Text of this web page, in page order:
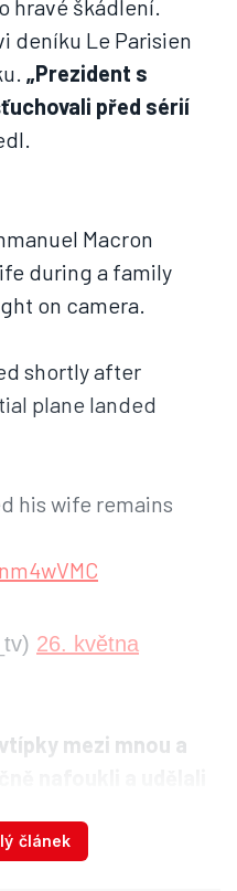
hravé škádlení.
deníku Le Parisien
„Prezident s
před sérií
Macron
during a family
on camera.
shortly after
plane landed
his wife remains
26. května
mezi mnou a
článek